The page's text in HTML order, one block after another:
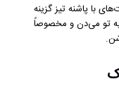
با پاشنه تیز گزینه
تو می‌دن و مخصوصاً